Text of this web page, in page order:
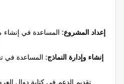
إعداد المشروع: المساعدة في إنشاء
إنشاء وإدارة النماذج: المساعدة في